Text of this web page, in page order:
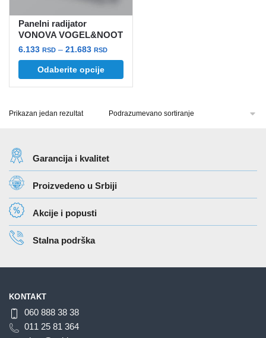
Panelni radijator
VONOVA VOGEL&NOOT
6.133 RSD – 21.683 RSDRaspon
cena:
6.133 rsd
21.683 rsd
Odaberite opcije
više
mogu
biti
izabrane
na
stranici
proizvoda.
Prikazan jedan rezultat
Garancija i kvalitet
Proizvedeno u Srbiji
Akcije i popusti
Stalna podrška
KONTAKT
060 888 38 38
011 25 81 364